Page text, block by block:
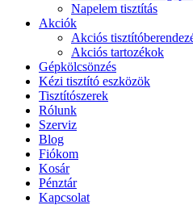
Napelem tisztítás
Akciók
Akciós
Akciós tartozékok
Gépkölcsönzés
Kézi tisztító eszközök
Tisztítószerek
Rólunk
Szerviz
Blog
Fiókom
Kosár
Pénztár
Kapcsolat